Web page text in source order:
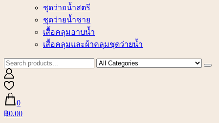
ชุดว่ายน้ำสตรี
ชุดว่ายน้ำชาย
เสื้อคลุมอาบน้ำ
เสื้อคลุมและผ้าคลุมชุดว่ายน้ำ
0
฿0.00